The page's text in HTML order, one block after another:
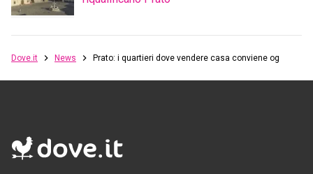
Dove.it News Prato: i quartieri dove vendere casa conviene oggi